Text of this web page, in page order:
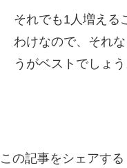
それでも1人増える
わけなので、それ
うがベストでしょう
この記事をシェアする